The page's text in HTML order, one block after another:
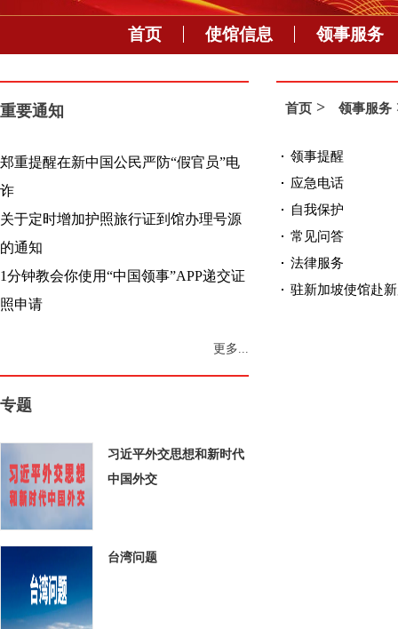
首页 使馆信息 领事服务
重要通知
郑重提醒在新中国公民严防“假官员”电
诈
关于定时增加护照旅行证到馆办理号源
的通知
1分钟教会你使用“中国领事”APP递交证
照申请
更多...
专题
习近平外交思想和新时代
中国外交
台湾问题
首页 > 领事服务
领事提醒
应急电话
自我保护
常见问答
法律服务
驻新加坡使馆赴